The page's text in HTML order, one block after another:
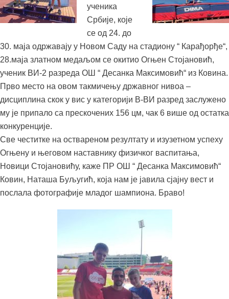
ученика
Србије, које
се од 24. до
30. маја одржавају у Новом Саду на стадиону “ Карађорђе“,
28.маја златном медаљом се окитио Огњен Стојановић,
ученик ВИ-2 разреда ОШ “ Десанка Максимовић“ из Ковина.
Прво место на овом такмичењу државног нивоа –
дисциплина скок у вис у категорији В-ВИ разред заслужено
му је припало са прескочених 156 цм, чак 6 више од остатка
конкуренције.
Све честитке на оствареном резултату и изузетном успеху
Огњену и његовом наставнику физичког васпитања,
Новици Стојановићу, каже ПР ОШ “ Десанка Максимовић“
Ковин, Наташа Буљугић, која нам је јавила сјајну вест и
послала фотографије младог шампиона. Браво!